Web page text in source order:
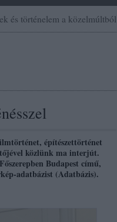
és történelem a közelmúltból
építészettörténet
közlünk ma interjút.
Budapest című,
adatbázist (Adatbázis).